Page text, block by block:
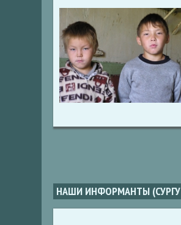
НАШИ ИНФОРМАНТЫ